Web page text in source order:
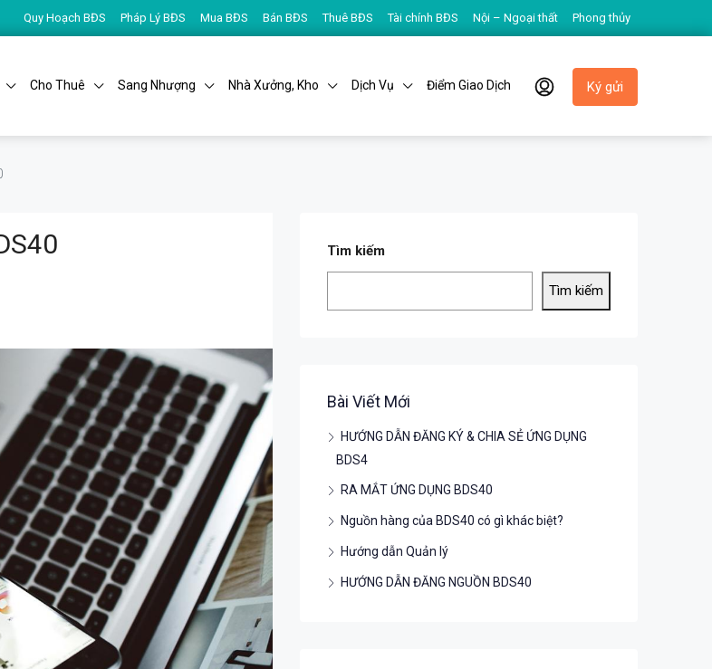
Quy Hoạch BĐS Pháp Lý BĐS Mua BĐS Bán BĐS Thuê BĐS Tài chính BĐS Nội – Ngoại thất Phong thủy
Cho Thuê Sang Nhượng Nhà Xưởng, Kho Dịch Vụ Điểm Giao Dịch Ký gửi
Tìm kiếm
Tìm kiếm
Bài Viết Mới
HƯỚNG DẪN ĐĂNG KÝ & CHIA SẺ ỨNG DỤNG
BDS4
RA MẮT ỨNG DỤNG BDS40
Nguồn hàng của BDS40 có gì khác biệt?
Hướng dẫn Quản lý
HƯỚNG DẪN ĐĂNG NGUỒN BDS40